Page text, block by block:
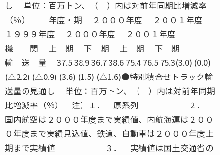
し 単位：百万トン、（ ）内は対前年同期比増減率
（％） 年度・期 ２０００年度 ２００１年度
１９９９年度 ２０００年度 ２００１年度
機 関 上 期 下 期 上 期 下 期
輸 送 量 37.5 38.9 36.7 38.6 75.4 76.5 75.3(3.0) (0.0)
(△2.2) (△0.9) (3.6) (1.5) (△1.6)●特別積合せトラック輸
送量の見通し 単位：百万トン、（ ）内は対前年同期
比増減率（％） 注）１． 原系列 ２．
国内航空は２０００年度まで実績値、内航海運は２００
０年度まで実績見込値、鉄道、自動車は２０００年度上
期まで実績値 ３． 実績値は国土交通省の